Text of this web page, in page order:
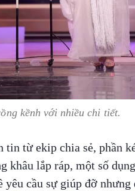
kềnh với nhiều chi tiết.
tin từ ekip chia sẻ, phần
khâu lắp ráp, một số
yêu cầu sự giúp đỡ